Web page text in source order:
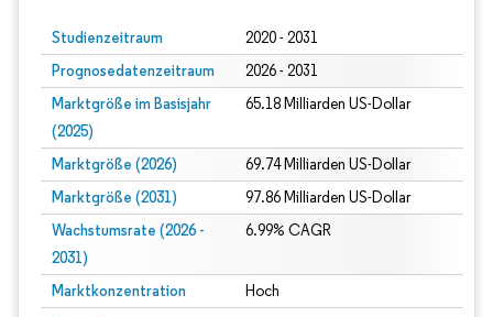
Studienzeitraum 2020 - 2031
Prognosedatenzeitraum 2026 - 2031
Marktgröße im Basisjahr
(2025)
65.18 Milliarden US-Dollar
Marktgröße (2026) 69.74 Milliarden US-Dollar
Marktgröße (2031) 97.86 Milliarden US-Dollar
Wachstumsrate (2026 -
2031)
6.99% CAGR
Marktkonzentration Hoch